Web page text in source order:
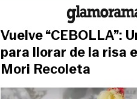
Vuelve “CEBOLLA”:
para llorar de la risa
Mori Recoleta